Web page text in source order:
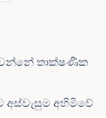
තාක්ෂණික
අස්වැසුම අහිමිවේ